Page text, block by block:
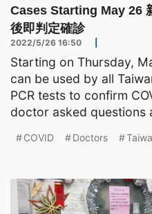
Cases Starting May 26
後即判定確診
2022/5/26 16:50
Starting on Thursday,
can be used by all
PCR tests to confirm
doctor asked questions
COVID Doctors